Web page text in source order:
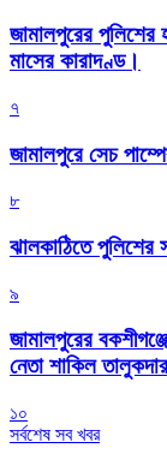
জামালপুরের পুলিশের
মাসের কারাদণ্ড।
৭
জামালপুরে সেচ
৮
‎ঝালকাঠিতে পুলিশের
৯
জামালপুরের
নেতা শাকিল তালুকদার
১০
সর্বশেষ সব খবর